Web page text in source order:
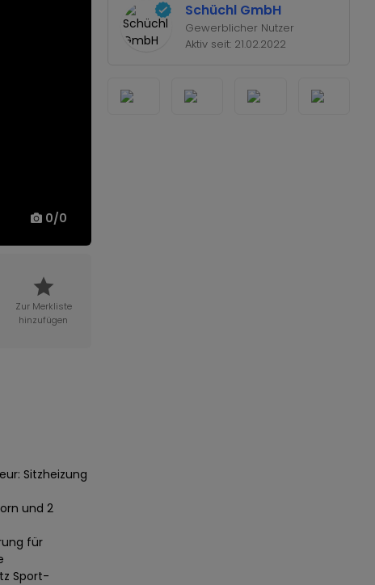
0/0
Zur Merkliste
hinzufügen
Sitzheizung
und 2
für
Sport-
Schüchl GmbH
Gewerblicher Nutzer
Aktiv seit: 21.02.2022